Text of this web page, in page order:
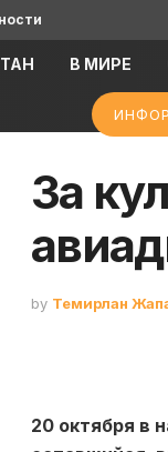
В МИРЕ
За
by Темирлан
20 октября в